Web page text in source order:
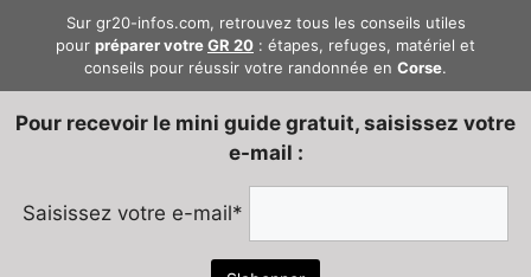
Sur gr20-infos.com, retrouvez tous les conseils utiles
pour préparer votreGR 20 : étapes, refuges, matériel et
conseils pour réussir votre randonnée en Corse.
Pour recevoir le mini guide gratuit, saisissez votre
e-mail :
Saisissez votre e-mail*